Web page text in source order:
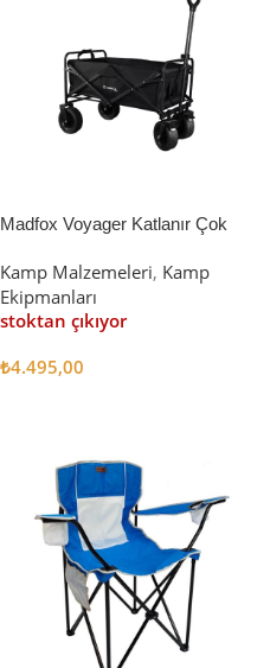
Madfox Voyager Katlanır Çok
[Vagon] BLACK
Kamp Malzemeleri, Kamp
Ekipmanları
stoktan çıkıyor
₺4.495,00